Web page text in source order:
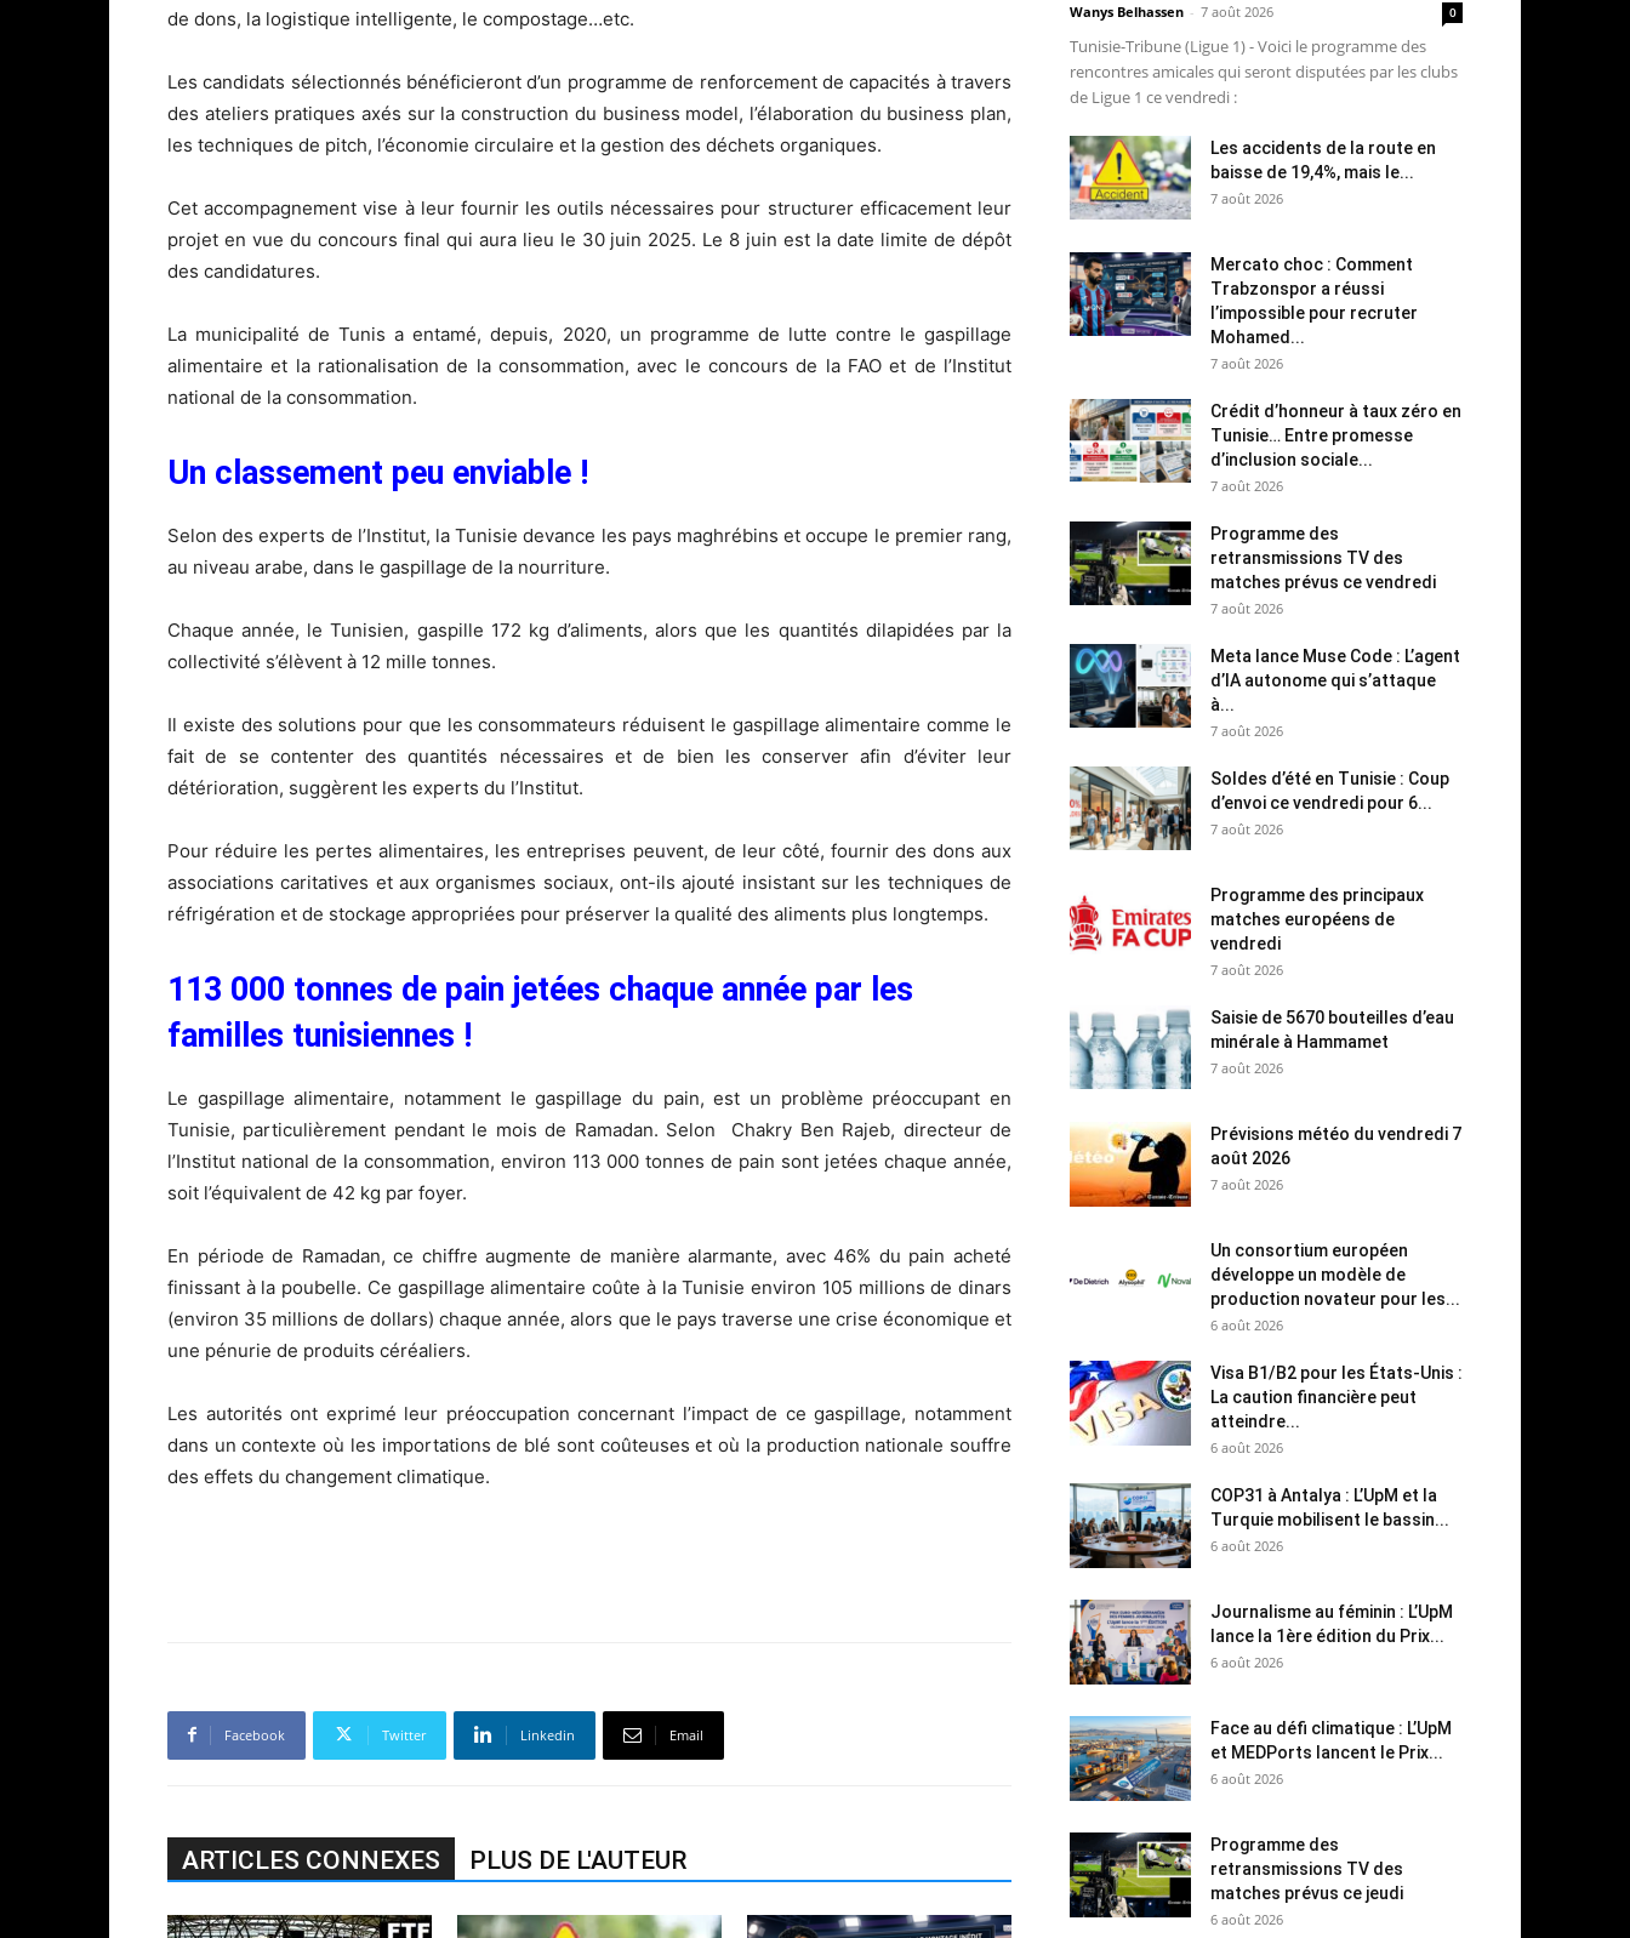
de dons, la logistique intelligente, le compostage…etc.
Les candidats sélectionnés bénéficieront d’un programme de renforcement de capacités à travers
des ateliers pratiques axés sur la construction du business model, l’élaboration du business plan,
les techniques de pitch, l’économie circulaire et la gestion des déchets organiques.
Cet accompagnement vise à leur fournir les outils nécessaires pour structurer efficacement leur
projet en vue du concours final qui aura lieu le 30 juin 2025. Le 8 juin est la date limite de dépôt
des candidatures.
La municipalité de Tunis a entamé, depuis, 2020, un programme de lutte contre le gaspillage
alimentaire et la rationalisation de la consommation, avec le concours de la FAO et de l’Institut
national de la consommation.
Un classement peu enviable !
Selon des experts de l’Institut, la Tunisie devance les pays maghrébins et occupe le premier rang,
au niveau arabe, dans le gaspillage de la nourriture.
Chaque année, le Tunisien, gaspille 172 kg d’aliments, alors que les quantités dilapidées par la
collectivité s’élèvent à 12 mille tonnes.
Il existe des solutions pour que les consommateurs réduisent le gaspillage alimentaire comme le
fait de se contenter des quantités nécessaires et de bien les conserver afin d’éviter leur
détérioration, suggèrent les experts du l’Institut.
Pour réduire les pertes alimentaires, les entreprises peuvent, de leur côté, fournir des dons aux
associations caritatives et aux organismes sociaux, ont-ils ajouté insistant sur les techniques de
réfrigération et de stockage appropriées pour préserver la qualité des aliments plus longtemps.
113 000 tonnes de pain jetées chaque année par les
familles tunisiennes !
Le gaspillage alimentaire, notamment le gaspillage du pain, est un problème préoccupant en
Tunisie, particulièrement pendant le mois de Ramadan. Selon Chakry Ben Rajeb, directeur de
l’Institut national de la consommation, environ 113 000 tonnes de pain sont jetées chaque année,
soit l’équivalent de 42 kg par foyer.
En période de Ramadan, ce chiffre augmente de manière alarmante, avec 46% du pain acheté
finissant à la poubelle. Ce gaspillage alimentaire coûte à la Tunisie environ 105 millions de dinars
(environ 35 millions de dollars) chaque année, alors que le pays traverse une crise économique et
une pénurie de produits céréaliers.
Les autorités ont exprimé leur préoccupation concernant l’impact de ce gaspillage, notamment
dans un contexte où les importations de blé sont coûteuses et où la production nationale souffre
des effets du changement climatique.
Facebook Twitter Linkedin Email
ARTICLES CONNEXES PLUS DE L'AUTEUR
Wanys Belhassen - 7 août 2026 0
Tunisie-Tribune (Ligue 1) - Voici le programme des
rencontres amicales qui seront disputées par les clubs
de Ligue 1 ce vendredi :
Les accidents de la route en
baisse de 19,4%, mais le...
7 août 2026
Mercato choc : Comment
Trabzonspor a réussi
l’impossible pour recruter
Mohamed...
7 août 2026
Crédit d’honneur à taux zéro en
Tunisie… Entre promesse
d’inclusion sociale...
7 août 2026
Programme des
retransmissions TV des
matches prévus ce vendredi
7 août 2026
Meta lance Muse Code : L’agent
d’IA autonome qui s’attaque
à...
7 août 2026
Soldes d’été en Tunisie : Coup
d’envoi ce vendredi pour 6...
7 août 2026
Programme des principaux
matches européens de
vendredi
7 août 2026
Saisie de 5670 bouteilles d’eau
minérale à Hammamet
7 août 2026
Prévisions météo du vendredi 7
août 2026
7 août 2026
Un consortium européen
développe un modèle de
production novateur pour les...
6 août 2026
Visa B1/B2 pour les États-Unis :
La caution financière peut
atteindre...
6 août 2026
COP31 à Antalya : L’UpM et la
Turquie mobilisent le bassin...
6 août 2026
Journalisme au féminin : L’UpM
lance la 1ère édition du Prix...
6 août 2026
Face au défi climatique : L’UpM
et MEDPorts lancent le Prix...
6 août 2026
Programme des
retransmissions TV des
matches prévus ce jeudi
6 août 2026